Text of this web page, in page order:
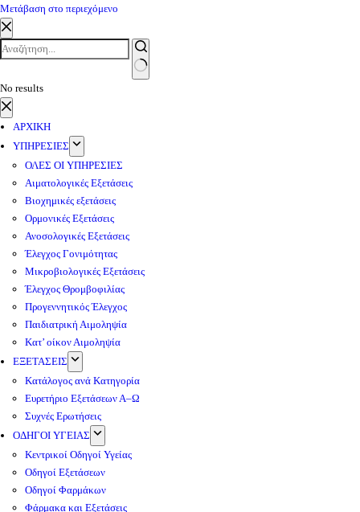
Μετάβαση στο περιεχόμενο
No results
ΑΡΧΙΚΗ
ΥΠΗΡΕΣΙΕΣ
ΟΛΕΣ ΟΙ ΥΠΗΡΕΣΙΕΣ
Αιματολογικές Εξετάσεις
Βιοχημικές εξετάσεις
Ορμονικές Εξετάσεις
Ανοσολογικές Εξετάσεις
Έλεγχος Γονιμότητας
Μικροβιολογικές Εξετάσεις
Έλεγχος Θρομβοφιλίας
Προγεννητικός Έλεγχος
Παιδιατρική Αιμοληψία
Κατ’ οίκον Αιμοληψία
ΕΞΕΤΑΣΕΙΣ
Κατάλογος ανά Κατηγορία
Ευρετήριο Εξετάσεων Α–Ω
Συχνές Ερωτήσεις
ΟΔΗΓΟΙ ΥΓΕΙΑΣ
Κεντρικοί Οδηγοί Υγείας
Οδηγοί Εξετάσεων
Οδηγοί Φαρμάκων
Φάρμακα και Εξετάσεις